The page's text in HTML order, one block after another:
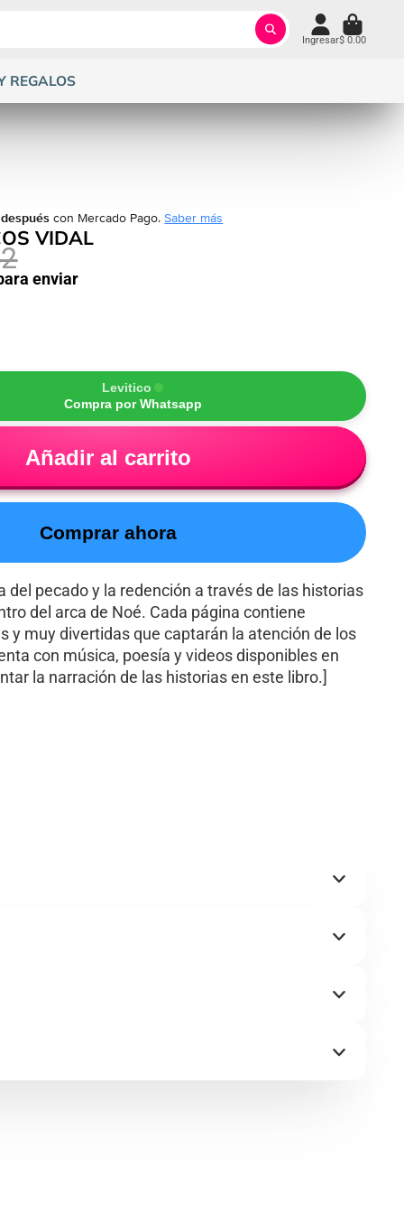
Ingresar$ 0.00
REGALOS
con Mercado Pago.Saber más
VIDAL
enviar
Levitico
Compra por Whatsapp
Añadir al carrito
Comprar ahora
del pecado y la redención a través de las historias
del arca de Noé. Cada página contiene
y muy divertidas que captarán la atención de los
con música, poesía y videos disponibles en
la narración de las historias en este libro.]